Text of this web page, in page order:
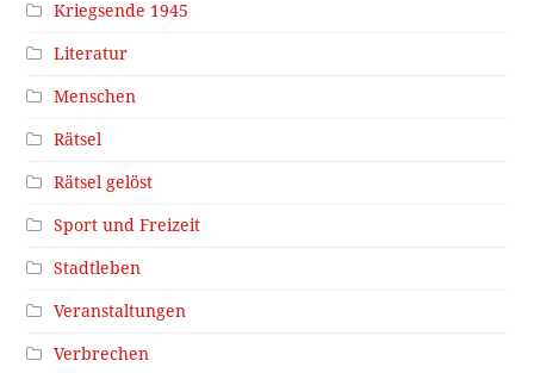
Kriegsende 1945
Literatur
Menschen
Rätsel
Rätsel gelöst
Sport und Freizeit
Stadtleben
Veranstaltungen
Verbrechen